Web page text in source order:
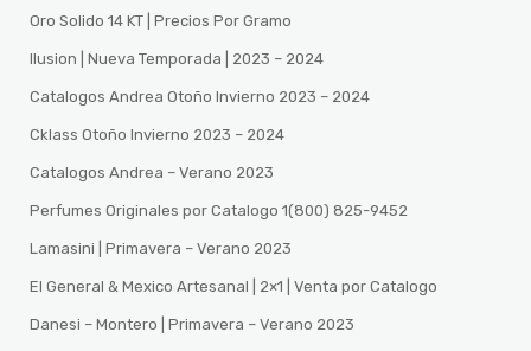
Oro Solido 14 KT | Precios Por Gramo
Ilusion | Nueva Temporada | 2023 – 2024
Catalogos Andrea Otoño Invierno 2023 – 2024
Cklass Otoño Invierno 2023 – 2024
Catalogos Andrea – Verano 2023
Perfumes Originales por Catalogo 1(800) 825-9452
Lamasini | Primavera – Verano 2023
El General & Mexico Artesanal | 2×1 | Venta por Catalogo
Danesi – Montero | Primavera – Verano 2023